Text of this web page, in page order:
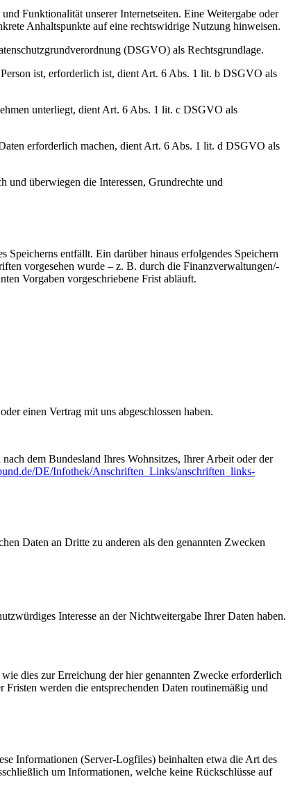
Funktionalität unserer Internetseiten. Eine Weitergabe oder
Anhaltspunkte auf eine rechtswidrige Nutzung hinweisen.
(DSGVO) als Rechtsgrundlage.
ist, erforderlich ist, dient Art. 6 Abs. 1 lit. b DSGVO als
unterliegt, dient Art. 6 Abs. 1 lit. c DSGVO als
erforderlich machen, dient Art. 6 Abs. 1 lit. d DSGVO als
und überwiegen die Interessen, Grundrechte und
Speicherns entfällt. Ein darüber hinaus erfolgendes Speichern
vorgesehen wurde – z. B. durch die Finanzverwaltungen/-
Vorgaben vorgeschriebene Frist abläuft.
einen Vertrag mit uns abgeschlossen haben.
dem Bundesland Ihres Wohnsitzes, Ihrer Arbeit oder der
­DE/Infothek/Anschriften_Links/­anschriften_links-
Daten an Dritte zu anderen als den genannten Zwecken
Interesse an der Nichtweitergabe Ihrer Daten haben.
dies zur Erreichung der hier genannten Zwecke erforderlich
werden die entsprechenden Daten routinemäßig und
Informationen (Server-Logfiles) beinhalten etwa die Art des
um Informationen, welche keine Rückschlüsse auf